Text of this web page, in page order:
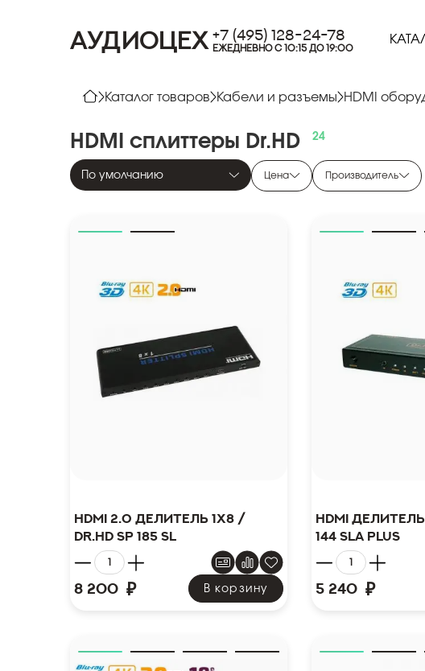
АУДИОЦЕХ +7 (495) 128-24-78
ЕЖЕДНЕВНО С 10:15 ДО 19:00
Каталог товаров Кабели и разъемы HDMI
HDMI сплиттеры Dr.HD
Цена Производитель
По умолчанию
HDMI 2.0 делитель 1x8 /
Dr.HD SP 185 SL
8 200 ₽ В корзину
HDMI
144 SLA Plus
5 240 ₽